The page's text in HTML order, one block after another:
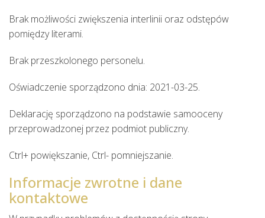
Brak możliwości zwiększenia interlinii oraz odstępów
pomiędzy literami.
Brak przeszkolonego personelu.
Oświadczenie sporządzono dnia: 2021-03-25.
Deklarację sporządzono na podstawie samooceny
przeprowadzonej przez podmiot publiczny.
Ctrl+ powiększanie, Ctrl- pomniejszanie.
Informacje zwrotne i dane
kontaktowe